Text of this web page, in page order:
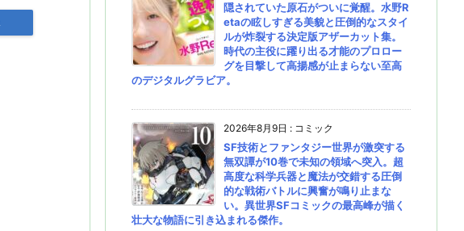
隠されていた原石がついに覚醒。水野R
etaの眩しすぎる美貌と圧倒的なスタイ
ルが炸裂する決定版アザーカット集。
時代の主役に躍り出る才能のプロロー
グを目撃して高揚感が止まらない至高
のデジタルグラビア。
2026年8月9日 : コミック
SF技術とファンタジー世界が激突する
無双譚が10巻で未知の領域へ突入。超
高度な科学兵器と魔法が交錯する圧倒
的な戦術バトルに興奮が鳴り止まな
い。異世界SFコミックの最高峰が描く
壮大な物語に引き込まれる傑作。